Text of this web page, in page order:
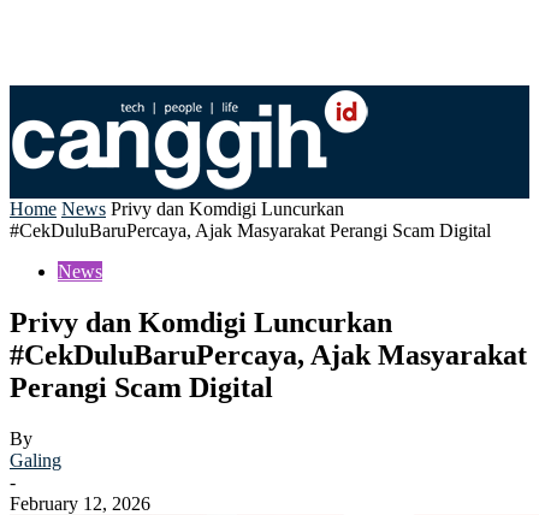
Home News Privy dan Komdigi Luncurkan
#CekDuluBaruPercaya, Ajak Masyarakat Perangi Scam Digital
News
Privy dan Komdigi Luncurkan
#CekDuluBaruPercaya, Ajak Masyarakat
Perangi Scam Digital
By
Galing
-
February 12, 2026